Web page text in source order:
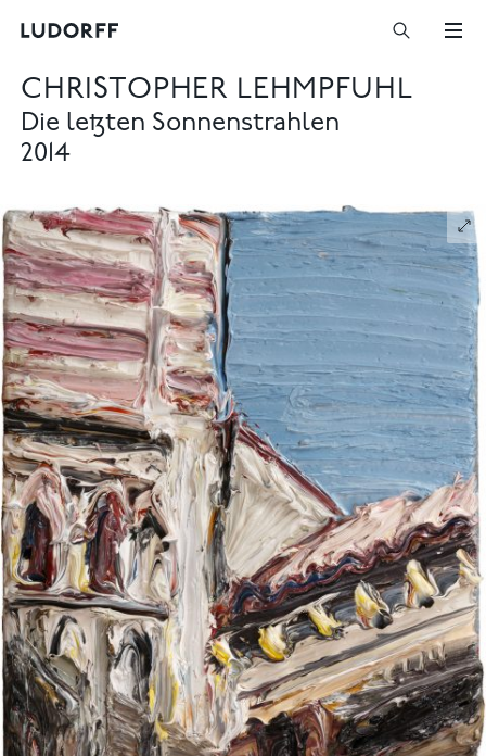
CHRISTOPHER LEHMPFUHL
Die letzten Sonnenstrahlen
2014